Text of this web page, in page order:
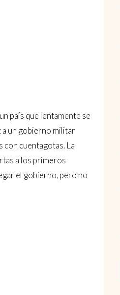
país que lentamente se
a un gobierno militar
con cuentagotas. La
a los primeros
el gobierno, pero no